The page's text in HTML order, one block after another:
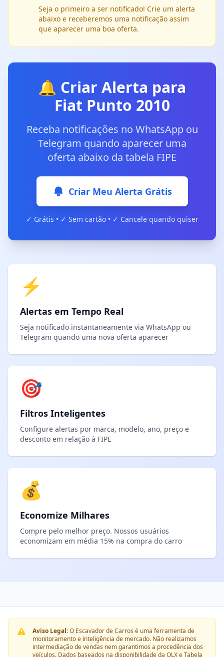
Seja o primeiro a ser notificado! Crie um alerta
abaixo e receberemos uma notificação assim
que aparecer uma boa oferta.
🔔 Criar Alerta para
Fiat Punto 2010
Receba notificações no WhatsApp ou
Telegram quando aparecer uma
oferta abaixo da tabela FIPE
Criar Meu Alerta Grátis
✓ Grátis • ✓ Sem cartão • ✓ Cancele quando quiser
⚡
Alertas em Tempo Real
Seja notificado instantaneamente via WhatsApp ou
Telegram quando uma nova oferta aparecer
🎯
Filtros Inteligentes
Configure alertas por marca, modelo, ano, preço e
desconto em relação à FIPE
💰
Economize Milhares
Compre pelo melhor preço. Nossos usuários
economizam em média 15% na compra do carro
Aviso Legal:O Escavador de Carros é uma ferramenta de
monitoramento e inteligência de mercado. Não realizamos
intermediação de vendas nem garantimos a procedência dos
veículos. Dados baseados na disponibilidade da OLX e Tabela